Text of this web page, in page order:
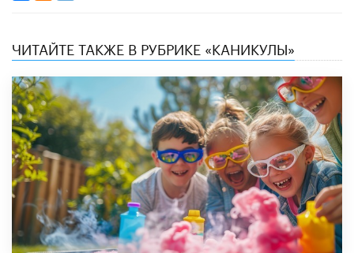
ЧИТАЙТЕ ТАКЖЕ В РУБРИКЕ «КАНИКУЛЫ»